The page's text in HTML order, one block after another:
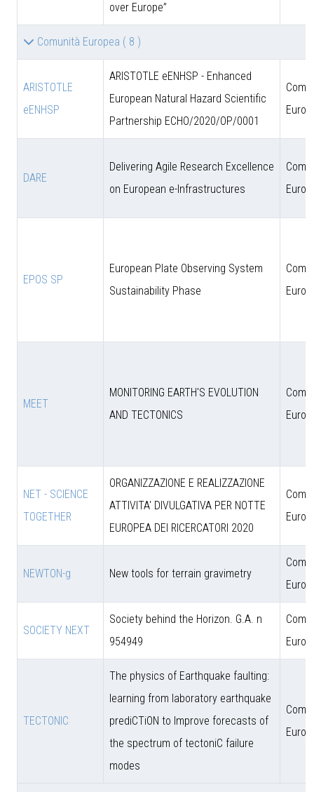
over Europe”
Comunità Europea ( 8 )
ARISTOTLE
eENHSP
ARISTOTLE eENHSP - Enhanced
European Natural Hazard Scientific
Partnership ECHO/2020/OP/0001
DARE
Delivering Agile Research Excellence
on European e-Infrastructures
EPOS SP
European Plate Observing System
Sustainability Phase
MEET
MONITORING EARTH'S EVOLUTION
AND TECTONICS
NET - SCIENCE
TOGETHER
ORGANIZZAZIONE E REALIZZAZIONE
ATTIVITA' DIVULGATIVA PER NOTTE
EUROPEA DEI RICERCATORI 2020
NEWTON-g New tools for terrain gravimetry
SOCIETY NEXT
Society behind the Horizon. G.A. n
954949
TECTONIC
The physics of Earthquake faulting:
learning from laboratory earthquake
prediCTiON to Improve forecasts of
the spectrum of tectoniC failure
modes